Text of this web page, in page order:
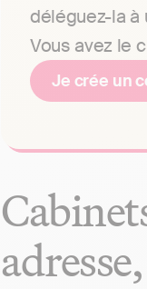
déléguez-la à
Vous avez le
Je crée un